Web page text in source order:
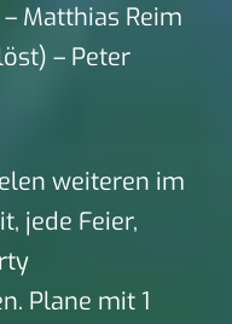
Matthias Reim
– Peter
weiteren im
jede Feier,
Plane mit 1